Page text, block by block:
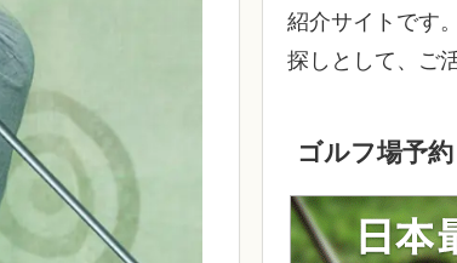
紹介サイトです
探しとして、ご
ゴルフ場予約